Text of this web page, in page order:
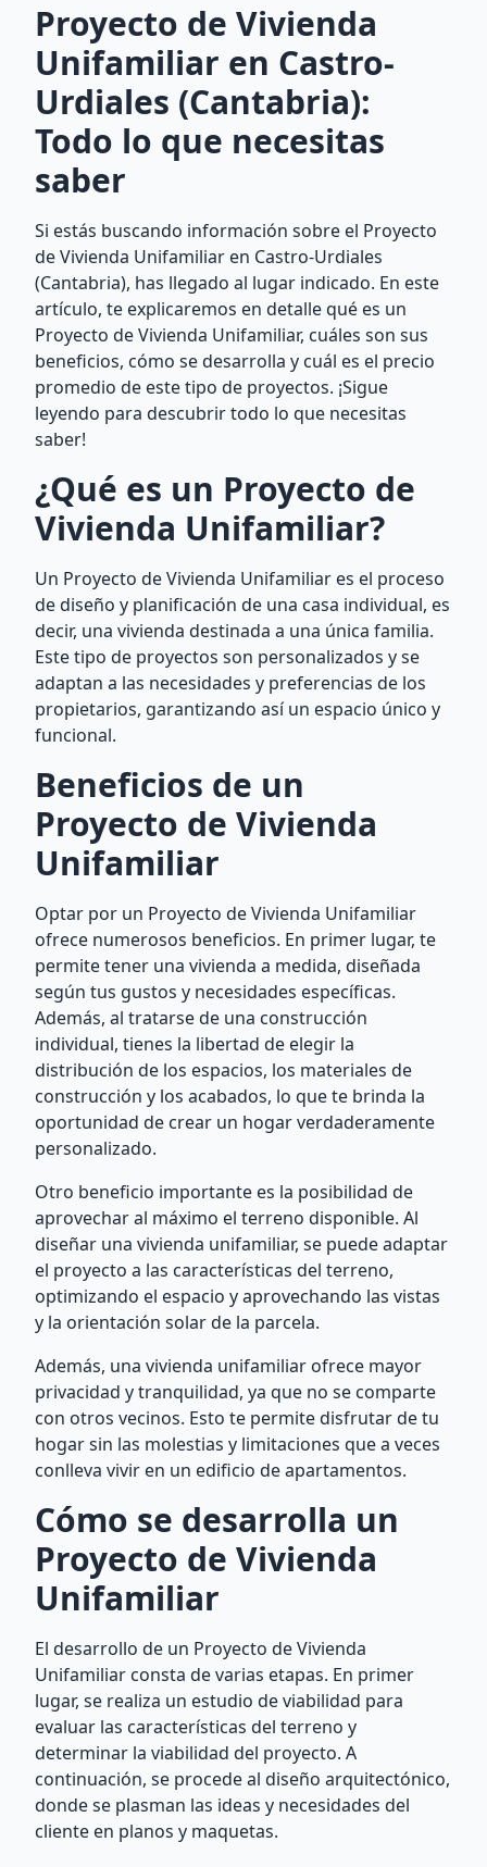
Proyecto de Vivienda
Unifamiliar en Castro-
Urdiales (Cantabria):
Todo lo que necesitas
saber
Si estás buscando información sobre el Proyecto
de Vivienda Unifamiliar en Castro-Urdiales
(Cantabria), has llegado al lugar indicado. En este
artículo, te explicaremos en detalle qué es un
Proyecto de Vivienda Unifamiliar, cuáles son sus
beneficios, cómo se desarrolla y cuál es el precio
promedio de este tipo de proyectos. ¡Sigue
leyendo para descubrir todo lo que necesitas
saber!
¿Qué es un Proyecto de
Vivienda Unifamiliar?
Un Proyecto de Vivienda Unifamiliar es el proceso
de diseño y planificación de una casa individual, es
decir, una vivienda destinada a una única familia.
Este tipo de proyectos son personalizados y se
adaptan a las necesidades y preferencias de los
propietarios, garantizando así un espacio único y
funcional.
Beneficios de un
Proyecto de Vivienda
Unifamiliar
Optar por un Proyecto de Vivienda Unifamiliar
ofrece numerosos beneficios. En primer lugar, te
permite tener una vivienda a medida, diseñada
según tus gustos y necesidades específicas.
Además, al tratarse de una construcción
individual, tienes la libertad de elegir la
distribución de los espacios, los materiales de
construcción y los acabados, lo que te brinda la
oportunidad de crear un hogar verdaderamente
personalizado.
Otro beneficio importante es la posibilidad de
aprovechar al máximo el terreno disponible. Al
diseñar una vivienda unifamiliar, se puede adaptar
el proyecto a las características del terreno,
optimizando el espacio y aprovechando las vistas
y la orientación solar de la parcela.
Además, una vivienda unifamiliar ofrece mayor
privacidad y tranquilidad, ya que no se comparte
con otros vecinos. Esto te permite disfrutar de tu
hogar sin las molestias y limitaciones que a veces
conlleva vivir en un edificio de apartamentos.
Cómo se desarrolla un
Proyecto de Vivienda
Unifamiliar
El desarrollo de un Proyecto de Vivienda
Unifamiliar consta de varias etapas. En primer
lugar, se realiza un estudio de viabilidad para
evaluar las características del terreno y
determinar la viabilidad del proyecto. A
continuación, se procede al diseño arquitectónico,
donde se plasman las ideas y necesidades del
cliente en planos y maquetas.